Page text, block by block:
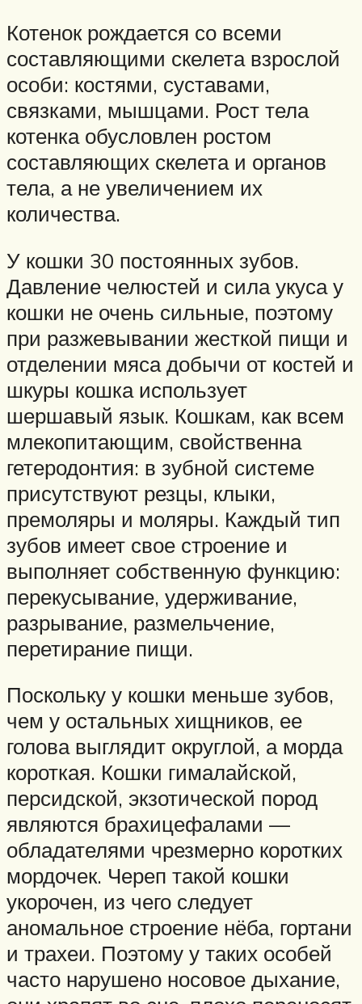
Котенок рождается со всеми
составляющими скелета взрослой
особи: костями, суставами,
связками, мышцами. Рост тела
котенка обусловлен ростом
составляющих скелета и органов
тела, а не увеличением их
количества.
У кошки 30 постоянных зубов.
Давление челюстей и сила укуса у
кошки не очень сильные, поэтому
при разжевывании жесткой пищи и
отделении мяса добычи от костей и
шкуры кошка использует
шершавый язык. Кошкам, как всем
млекопитающим, свойственна
гетеродонтия: в зубной системе
присутствуют резцы, клыки,
премоляры и моляры. Каждый тип
зубов имеет свое строение и
выполняет собственную функцию:
перекусывание, удерживание,
разрывание, размельчение,
перетирание пищи.
Поскольку у кошки меньше зубов,
чем у остальных хищников, ее
голова выглядит округлой, а морда
короткая. Кошки гималайской,
персидской, экзотической пород
являются брахицефалами —
обладателями чрезмерно коротких
мордочек. Череп такой кошки
укорочен, из чего следует
аномальное строение нёба, гортани
и трахеи. Поэтому у таких особей
часто нарушено носовое дыхание,